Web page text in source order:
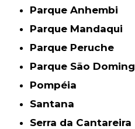
Parque Anhembi
Parque Mandaqui
Parque Peruche
Parque São
Pompéia
Santana
Serra da Cantareira